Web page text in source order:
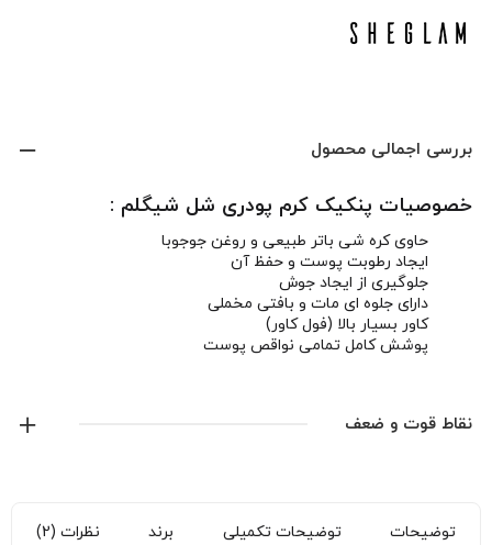
بررسی اجمالی محصول
خصوصیات پنکیک کرم پودری شل شیگلم :
حاوی کره شی باتر طبیعی و روغن جوجوبا
ایجاد رطوبت پوست و حفظ آن
جلوگیری از ایجاد جوش
دارای جلوه ای مات و بافتی مخملی
کاور بسیار بالا (فول کاور)
پوشش کامل تمامی نواقص پوست
نقاط قوت و ضعف
توضیحات توضیحات تکمیلی برند نظرات (2)